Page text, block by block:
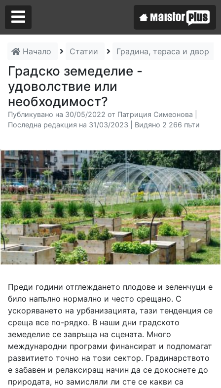
Начало Статии Градина, тераса и двор
Градско земеделие -
удоволствие или
необходимост?
Публикувано на 30/05/2022 от Патриция Симеонова |
Последна редакция на 31/03/2023 | Видяно 2 266 пъти
Преди години отглеждането плодове и зеленчуци е
било напълно нормално и често срещано. С
ускоряването на урбанизацията, тази тенденция се
среща все по-рядко. В наши дни градското
земеделие се завръща на сцената. Много
международни програми финансират и подпомагат
развитието точно на този сектор. Градинарството
е забавен и релаксиращ начин да се докоснете до
природата, но замисляли ли сте се какви са
Аз съм майстор
Търся майстор